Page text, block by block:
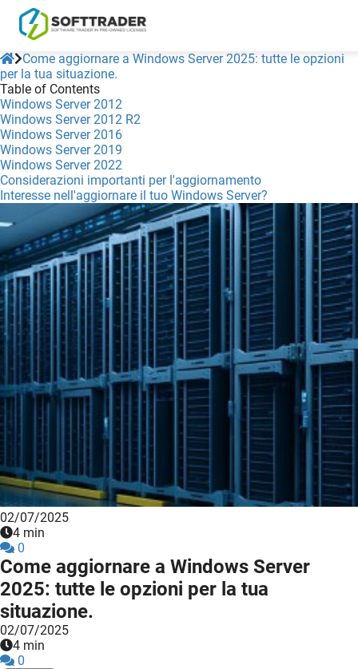
Come aggiornare a Windows Server 2025: tutte le opzioni
per la tua situazione.
Table of Contents
Windows Server 2012
Windows Server 2012 R2
Windows Server 2016
Windows Server 2019
Windows Server 2022
Considerazioni importanti per l'aggiornamento
Interesse nell'aggiornare il tuo Windows Server?
02/07/2025
4 min
0
Come aggiornare a Windows Server
2025: tutte le opzioni per la tua
situazione.
02/07/2025
4 min
0